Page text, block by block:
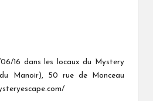
06/16 dans les locaux du Mystery
Manoir), 50 rue de Monceau